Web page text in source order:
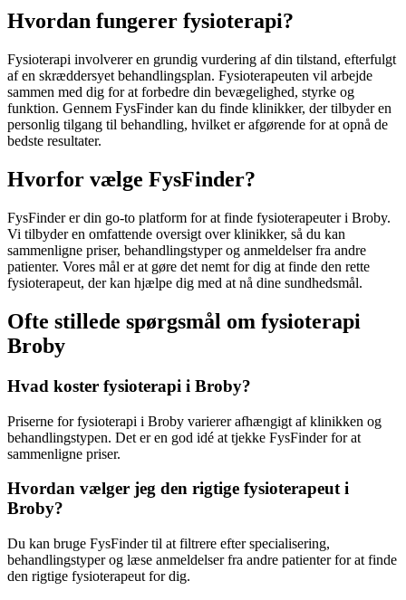
Hvordan fungerer fysioterapi?
Fysioterapi involverer en grundig vurdering af din tilstand, efterfulgt
af en skræddersyet behandlingsplan. Fysioterapeuten vil arbejde
sammen med dig for at forbedre din bevægelighed, styrke og
funktion. Gennem FysFinder kan du finde klinikker, der tilbyder en
personlig tilgang til behandling, hvilket er afgørende for at opnå de
bedste resultater.
Hvorfor vælge FysFinder?
FysFinder er din go-to platform for at finde fysioterapeuter i Broby.
Vi tilbyder en omfattende oversigt over klinikker, så du kan
sammenligne priser, behandlingstyper og anmeldelser fra andre
patienter. Vores mål er at gøre det nemt for dig at finde den rette
fysioterapeut, der kan hjælpe dig med at nå dine sundhedsmål.
Ofte stillede spørgsmål om fysioterapi
Broby
Hvad koster fysioterapi i Broby?
Priserne forfysioterapi i Broby varierer afhængigt af klinikken og
behandlingstypen. Det er en god idé at tjekke FysFinder for at
sammenligne priser.
Hvordan vælger jeg den rigtige fysioterapeut i
Broby?
Du kan bruge FysFinder til at filtrere efter specialisering,
behandlingstyper og læse anmeldelser fra andre patienter for at finde
den rigtige fysioterapeut for dig.